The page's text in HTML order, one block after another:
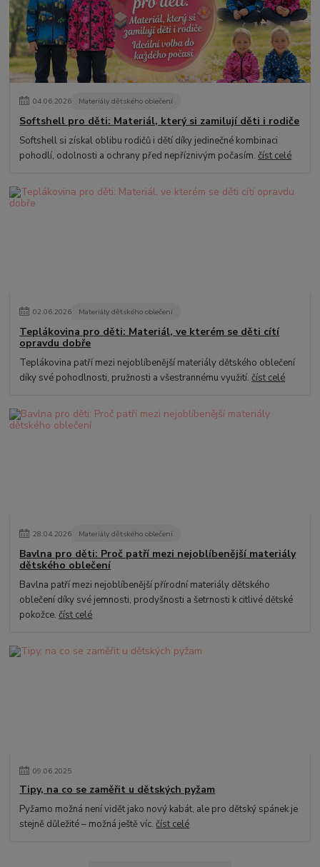
04.06.2026 Materiály dětského oblečení
Softshell pro děti: Materiál, který si zamilují děti i rodiče
Softshell si získal oblibu rodičů i dětí díky jedinečné kombinaci
pohodlí, odolnosti a ochrany před nepříznivým počasím.číst celé
02.06.2026 Materiály dětského oblečení
Teplákovina pro děti: Materiál, ve kterém se děti cítí
opravdu dobře
Teplákovina patří mezi nejoblíbenější materiály dětského oblečení
díky své pohodlnosti, pružnosti a všestrannému využití.číst celé
28.04.2026 Materiály dětského oblečení
Bavlna pro děti: Proč patří mezi nejoblíbenější materiály
dětského oblečení
Bavlna patří mezi nejoblíbenější přírodní materiály dětského
oblečení díky své jemnosti, prodyšnosti a šetrnosti k citlivé dětské
pokožce.číst celé
09.06.2025
Tipy, na co se zaměřit u dětských pyžam
Pyžamo možná není vidět jako nový kabát, ale pro dětský spánek je
stejně důležité – možná ještě víc.číst celé